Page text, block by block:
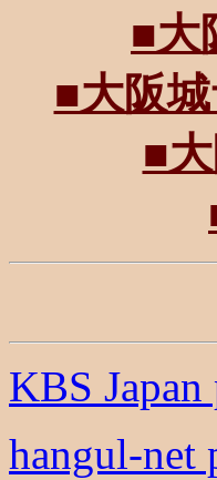
■大
■大阪
■
KBS Japan
hangul-net